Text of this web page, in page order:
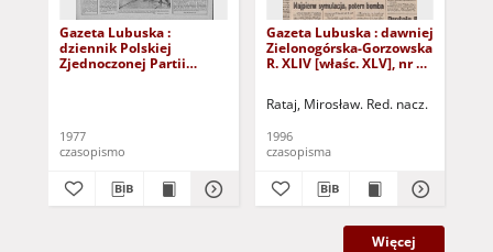
Gazeta Lubuska :
dziennik Polskiej
Zjednoczonej Partii
1977
czasopismo
Gazeta Lubuska : dawniej
Zielonogórska-Gorzowska
R. XLIV [właśc. XLV], nr 52
Rataj, Mirosław. Red. nacz.
1996
czasopisma
Więcej